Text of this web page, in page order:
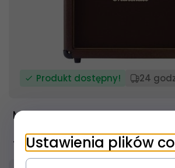
Produkt dostępny! 24
Marshall AS50D wzmacniacz
1 059, 00PLN
Ustawienia plików